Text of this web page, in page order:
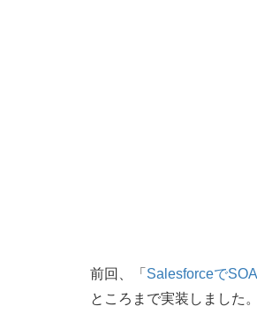
前回、「 Salesforceで
ところまで実装しました